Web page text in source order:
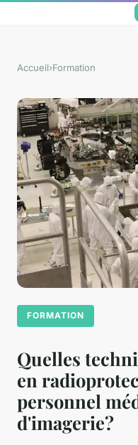
Accueil›Formation
FORMATION
Quelles
en
personnel
d'imagerie?